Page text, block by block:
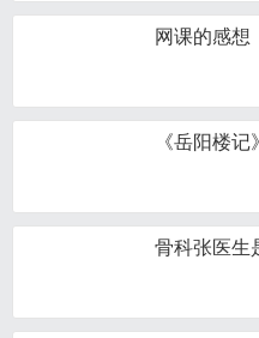
网课的感想
《岳阳楼
骨科张医生